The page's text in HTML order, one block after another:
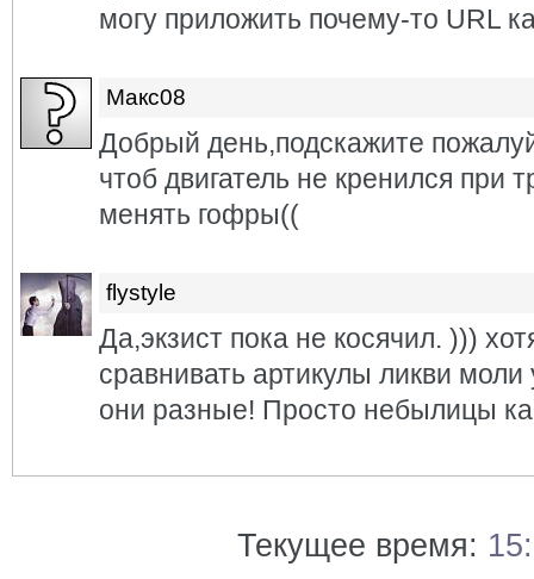
могу приложить почему-то URL
Макс08
Добрый день,подскажите
чтоб двигатель не кренился при
менять гофры((
flystyle
Да,экзист пока не косячил. )))
сравнивать артикулы ликви
они разные! Просто небылицы
Текущее время: